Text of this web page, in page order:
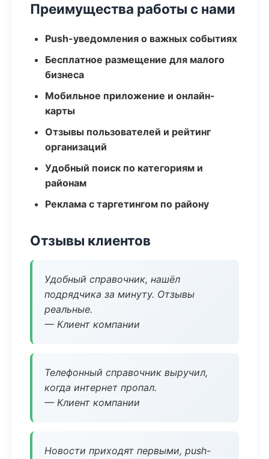
Преимущества работы с нами
Push-уведомления о важных событиях
Бесплатное размещение для малого
бизнеса
Мобильное приложение и онлайн-
карты
Отзывы пользователей и рейтинг
организаций
Удобный поиск по категориям и
районам
Реклама с таргетингом по району
Отзывы клиентов
Удобный справочник, нашёл
подрядчика за минуту. Отзывы
реальные.
— Клиент компании
Телефонный справочник выручил,
когда интернет пропал.
— Клиент компании
Новости приходят первыми, push-